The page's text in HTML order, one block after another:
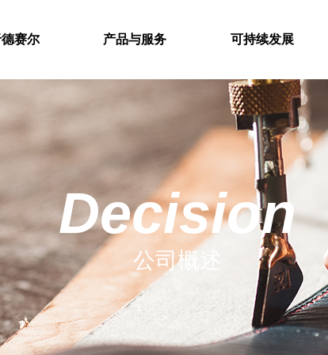
赛尔 产品与服务 可持续发展
Decision
公司概述